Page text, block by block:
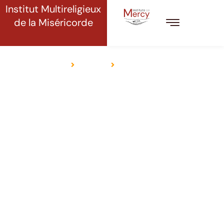
Institut Multireligieux
de la Miséricorde
BUDDHA